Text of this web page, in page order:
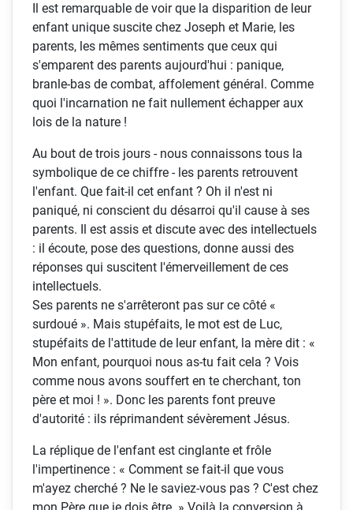
Il est remarquable de voir que la disparition de leur
enfant unique suscite chez Joseph et Marie, les
parents, les mêmes sentiments que ceux qui
s'emparent des parents aujourd'hui : panique,
branle-bas de combat, affolement général. Comme
quoi l'incarnation ne fait nullement échapper aux
lois de la nature !
Au bout de trois jours - nous connaissons tous la
symbolique de ce chiffre - les parents retrouvent
l'enfant. Que fait-il cet enfant ? Oh il n'est ni
paniqué, ni conscient du désarroi qu'il cause à ses
parents. Il est assis et discute avec des intellectuels
: il écoute, pose des questions, donne aussi des
réponses qui suscitent l'émerveillement de ces
intellectuels.
Ses parents ne s'arrêteront pas sur ce côté «
surdoué ». Mais stupéfaits, le mot est de Luc,
stupéfaits de l'attitude de leur enfant, la mère dit : «
Mon enfant, pourquoi nous as-tu fait cela ? Vois
comme nous avons souffert en te cherchant, ton
père et moi ! ». Donc les parents font preuve
d'autorité : ils réprimandent sévèrement Jésus.
La réplique de l'enfant est cinglante et frôle
l'impertinence : « Comment se fait-il que vous
m'ayez cherché ? Ne le saviez-vous pas ? C'est chez